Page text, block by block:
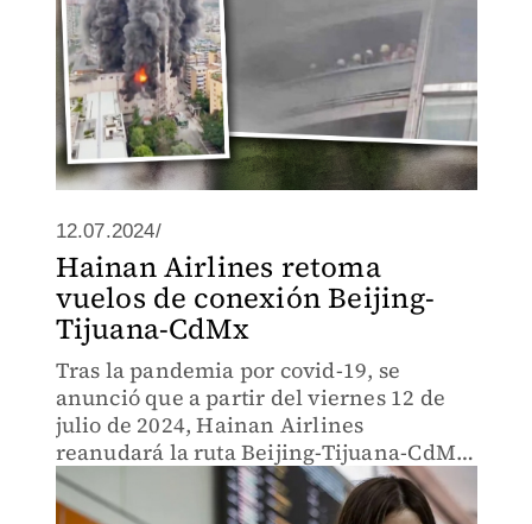
12.07.2024/
Hainan Airlines retoma
vuelos de conexión Beijing-
Tijuana-CdMx
Tras la pandemia por covid-19, se
anunció que a partir del viernes 12 de
julio de 2024, Hainan Airlines
reanudará la ruta Beijing-Tijuana-CdMx
con frecuencias semanales para así
reforzar la conexión entre los destinos